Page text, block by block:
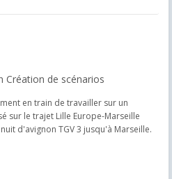
Création de scénarios
en train de travailler sur un
sur le trajet Lille Europe-Marseille
d'avignon TGV 3 jusqu'à Marseille.